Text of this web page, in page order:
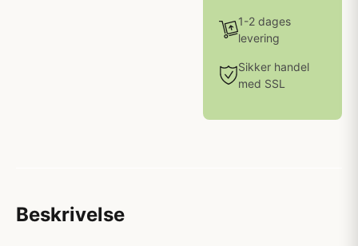
1-2 dages
levering
Sikker handel
med SSL
Beskrivelse